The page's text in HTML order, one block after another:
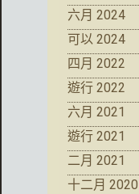
六月 2024
可以 2024
四月 2022
遊行 2022
六月 2021
遊行 2021
二月 2021
十二月 2020